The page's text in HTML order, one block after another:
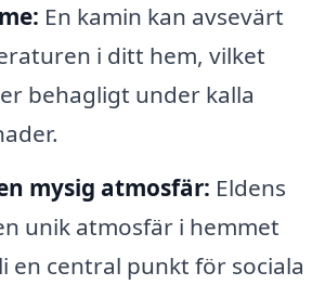
En kamin kan avsevärt
i ditt hem, vilket
behagligt under kalla
mysig atmosfär: Eldens
unik atmosfär i hemmet
en central punkt för sociala